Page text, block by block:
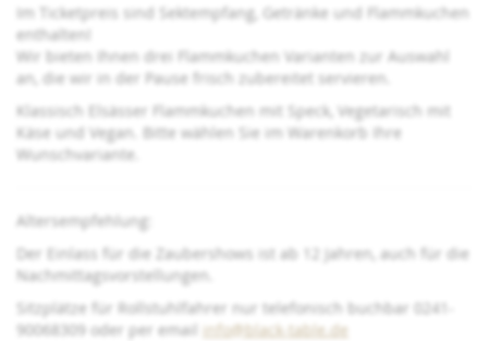
Im Ticketpreis sind Sektempfang, Getränke und Flammkuchen
enthalten!
Wir bieten Ihnen drei Flammkuchen Varianten zur Auswahl
an, die wir in der Pause frisch zubereitet servieren.
Klassisch Elsässer Flammkuchen mit Speck, Vegetarisch mit
Käse und Vegan. Bitte wählen Sie im Warenkorb Ihre
Wunschvariante.
Altersempfehlung:
Der Einlass für die Zaubershows ist ab 12 Jahren, auch für die
Nachmittagsvorstellungen.
Sitzplätze für Rollstuhlfahrer nur telefonisch buchbar 0241-
90068309 oder per email info@black-table.de